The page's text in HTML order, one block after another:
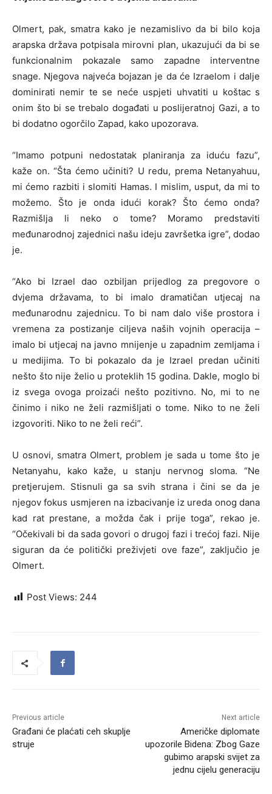
Olmert, pak, smatra kako je nezamislivo da bi bilo koja
arapska država potpisala mirovni plan, ukazujući da bi se
funkcionalnim pokazale samo zapadne interventne
snage. Njegova najveća bojazan je da će Izraelom i dalje
dominirati nemir te se neće uspjeti uhvatiti u koštac s
onim što bi se trebalo događati u poslijeratnoj Gazi, a to
bi dodatno ogorčilo Zapad, kako upozorava.
“Imamo potpuni nedostatak planiranja za iduću fazu”,
kaže on. “Šta ćemo učiniti? U redu, prema Netanyahuu,
mi ćemo razbiti i slomiti Hamas. I mislim, usput, da mi to
možemo. Što je onda idući korak? Što ćemo onda?
Razmišlja li neko o tome? Moramo predstaviti
međunarodnoj zajednici našu ideju završetka igre”, dodao
je.
“Ako bi Izrael dao ozbiljan prijedlog za pregovore o
dvjema državama, to bi imalo dramatičan utjecaj na
međunarodnu zajednicu. To bi nam dalo više prostora i
vremena za postizanje ciljeva naših vojnih operacija –
imalo bi utjecaj na javno mnijenje u zapadnim zemljama i
u medijima. To bi pokazalo da je Izrael predan učiniti
nešto što nije želio u proteklih 15 godina. Dakle, moglo bi
iz svega ovoga proizaći nešto pozitivno. No, mi to ne
činimo i niko ne želi razmišljati o tome. Niko to ne želi
izgovoriti. Niko to ne želi reći”.
U osnovi, smatra Olmert, problem je sada u tome što je
Netanyahu, kako kaže, u stanju nervnog sloma. “Ne
pretjerujem. Stisnuli ga sa svih strana i čini se da je
njegov fokus usmjeren na izbacivanje iz ureda onog dana
kad rat prestane, a možda čak i prije toga”, rekao je.
“Očekivali bi da sada govori o drugoj fazi i trećoj fazi. Nije
siguran da će politički preživjeti ove faze”, zaključio je
Olmert.
Post Views: 244
Previous article
Građani će plaćati ceh skuplje
struje
Next article
Američke diplomate
upozorile Bidena: Zbog Gaze
gubimo arapski svijet za
jednu cijelu generaciju